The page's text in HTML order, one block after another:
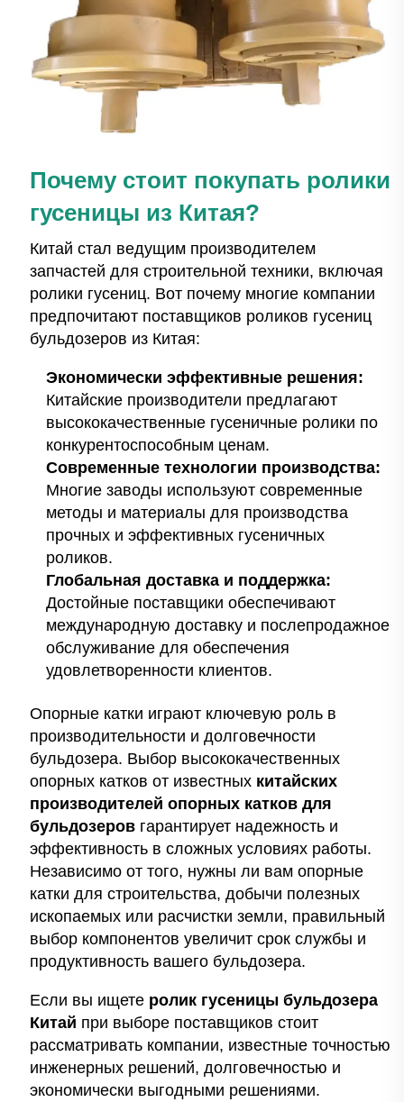
Почему стоит покупать ролики
гусеницы из Китая?
Китай стал ведущим производителем
запчастей для строительной техники, включая
ролики гусениц. Вот почему многие компании
предпочитают поставщиков роликов гусениц
бульдозеров из Китая:
Экономически эффективные решения:
Китайские производители предлагают
высококачественные гусеничные ролики по
конкурентоспособным ценам.
Современные технологии производства:
Многие заводы используют современные
методы и материалы для производства
прочных и эффективных гусеничных
роликов.
Глобальная доставка и поддержка:
Достойные поставщики обеспечивают
международную доставку и послепродажное
обслуживание для обеспечения
удовлетворенности клиентов.
Опорные катки играют ключевую роль в
производительности и долговечности
бульдозера. Выбор высококачественных
опорных катков от известных китайских
производителей опорных катков для
бульдозеров гарантирует надежность и
эффективность в сложных условиях работы.
Независимо от того, нужны ли вам опорные
катки для строительства, добычи полезных
ископаемых или расчистки земли, правильный
выбор компонентов увеличит срок службы и
продуктивность вашего бульдозера.
Если вы ищете ролик гусеницы бульдозера
Китай при выборе поставщиков стоит
рассматривать компании, известные точностью
инженерных решений, долговечностью и
экономически выгодными решениями.